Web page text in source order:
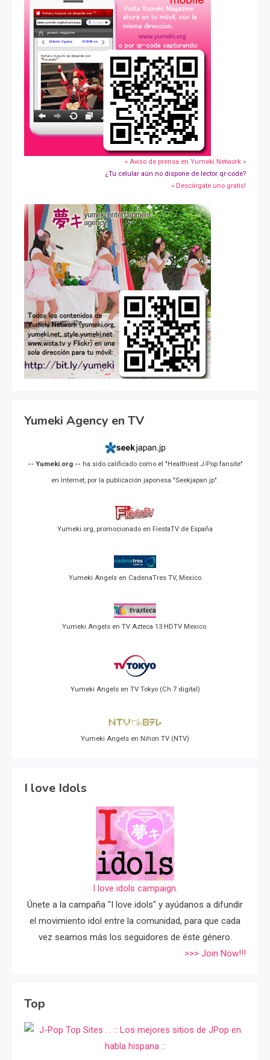
» Aviso de prensa en Yumeki Network »
¿Tu celular aún no dispone de lector qr-code?
» Descárgate uno gratis!
Yumeki Agency en TV
-- Yumeki.org -- ha sido calificado como el "Healthiest J-Pop fansite"
en Internet, por la publicación japonesa "Seekjapan.jp".
Yumeki.org, promocionado en FiestaTV de España
Yumeki Angels en CadenaTres TV, Mexico
Yumeki Angels en TV Azteca 13 HDTV Mexico.
Yumeki Angels en TV Tokyo (Ch 7 digital)
Yumeki Angels en Nihon TV (NTV)
I love Idols
I love idols campaign.
Únete a la campaña "I love idols" y ayúdanos a difundir
el movimiento idol entre la comunidad, para que cada
vez seamos más los seguidores de éste género.
>>> Join Now!!!
Top